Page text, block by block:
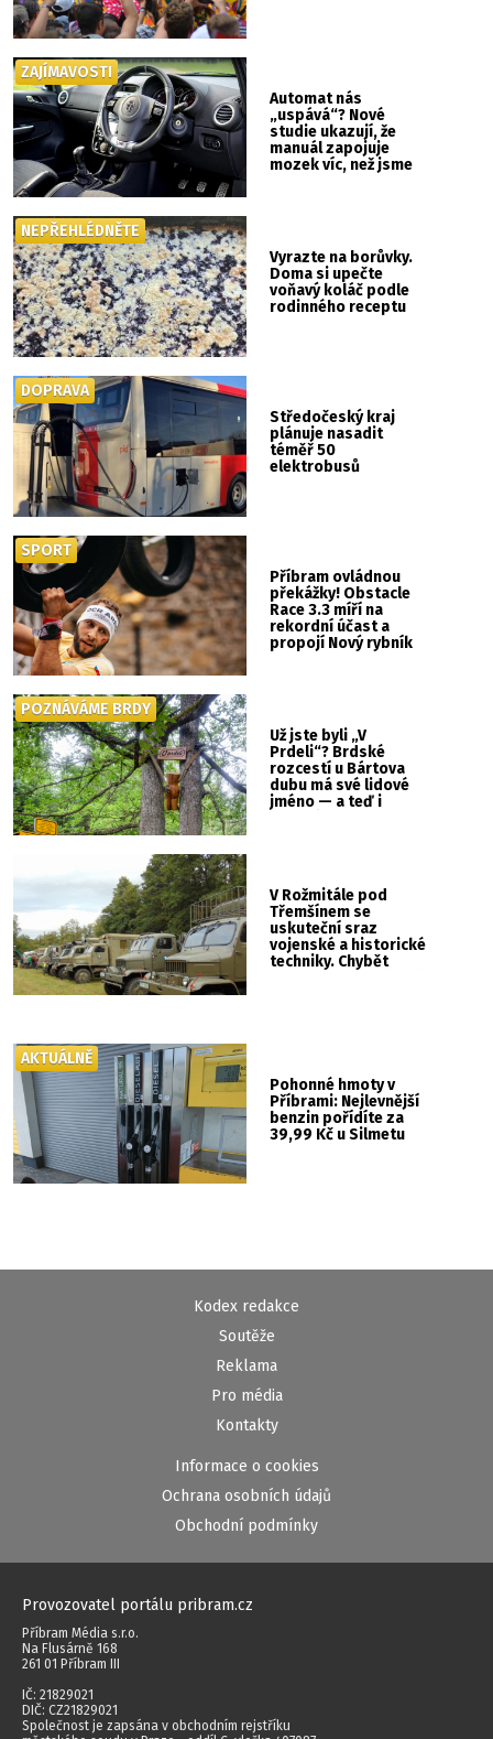
Automat nás
„uspává“? Nové
studie ukazují, že
manuál zapojuje
mozek víc, než jsme
ZAJÍMAVOSTI
Vyrazte na borůvky.
Doma si upečte
voňavý koláč podle
rodinného receptu
NEPŘEHLÉDNĚTE
Středočeský kraj
plánuje nasadit
téměř 50
elektrobusů
DOPRAVA
Příbram ovládnou
překážky! Obstacle
Race 3.3 míří na
rekordní účast a
propojí Nový rybník
SPORT
Už jste byli „V
Prdeli“? Brdské
rozcestí u Bártova
dubu má své lidové
jméno — a teď i
POZNÁVÁME BRDY
V Rožmitále pod
Třemšínem se
uskuteční sraz
vojenské a historické
techniky. Chybět
Pohonné hmoty v
Příbrami: Nejlevnější
benzin pořídíte za
39,99 Kč u Silmetu
AKTUÁLNĚ
Kodex redakce
Soutěže
Reklama
Pro média
Kontakty
Informace o cookies
Ochrana osobních údajů
Obchodní podmínky
Provozovatel portálu pribram.cz
Příbram Média s.r.o.
Na Flusárně 168
261 01 Příbram III
IČ: 21829021
DIČ: CZ21829021
Společnost je zapsána v obchodním rejstříku